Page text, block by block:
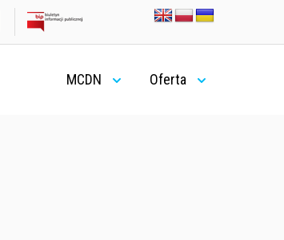
MCDN Oferta